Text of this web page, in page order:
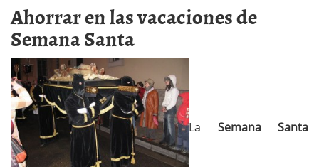
Ahorrar en las vacaciones de
Semana Santa
La Semana Santa